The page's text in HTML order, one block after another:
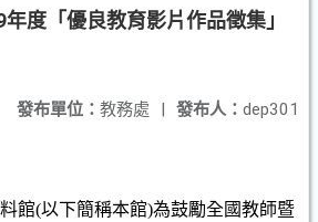
度「優良教育影片作品徵集」
發布人： dep301
發布單位： 教務處 |
館(以下簡稱本館)為鼓勵全國教師暨